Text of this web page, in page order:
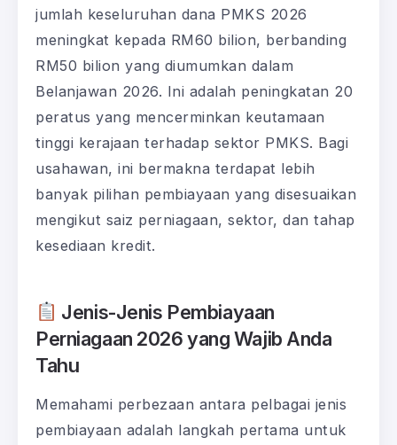
jumlah keseluruhan dana PMKS 2026
meningkat kepada RM60 bilion, berbanding
RM50 bilion yang diumumkan dalam
Belanjawan 2026. Ini adalah peningkatan 20
peratus yang mencerminkan keutamaan
tinggi kerajaan terhadap sektor PMKS. Bagi
usahawan, ini bermakna terdapat lebih
banyak pilihan pembiayaan yang disesuaikan
mengikut saiz perniagaan, sektor, dan tahap
kesediaan kredit.
Jenis-Jenis Pembiayaan
Perniagaan 2026 yang Wajib Anda
Tahu
Memahami perbezaan antara pelbagai jenis
pembiayaan adalah langkah pertama untuk